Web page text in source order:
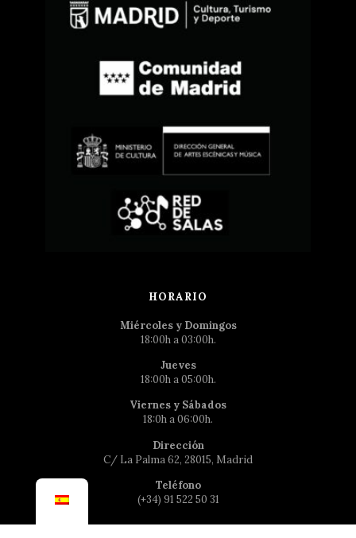
HORARIO
Miércoles y Domingos
18:00h a 03:00h.
Jueves
18:00h a 05:00h.
Viernes y Sábados
18:0h a 06:00h.
Dirección
C/ La Palma 62, 28015, Madrid
Teléfono
(+34) 91 522 50 31